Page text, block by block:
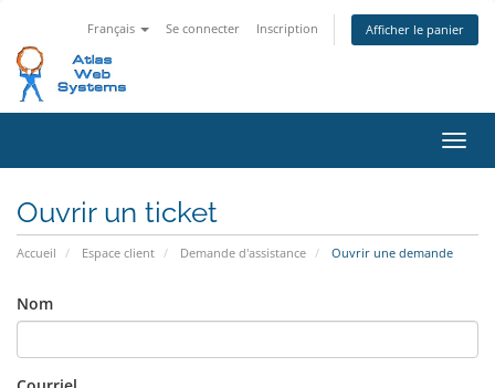
Français Se connecter Inscription Afficher le panier
Ouvrir un ticket
Accueil Espace client Demande d'assistance Ouvrir une demande
Nom